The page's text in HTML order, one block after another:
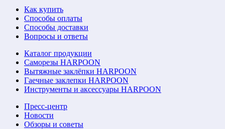
Как купить
Способы оплаты
Способы доставки
Вопросы и ответы
Каталог продукции
Саморезы HARPOON
Вытяжные заклёпки HARPOON
Гаечные заклепки HARPOON
Инструменты и аксессуары HARPOON
Пресс-центр
Новости
Обзоры и советы